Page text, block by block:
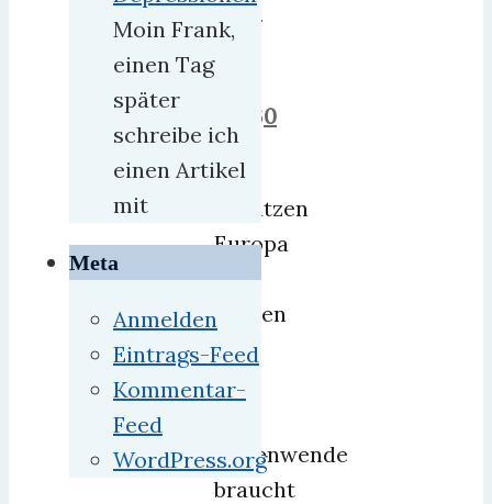
2025
17.
20260
„Wir
schützen
Europa
und
rächen
den
Opa.
Zeitenwende
braucht
Moin Frank,
einen Tag
später
schreibe ich
einen Artikel
mit
Meta
Anmelden
Eintrags-Feed
Kommentar-
Feed
WordPress.org